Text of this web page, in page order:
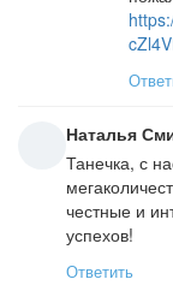
Наталья
Танечка, с
честные и
успехов!
Ответить